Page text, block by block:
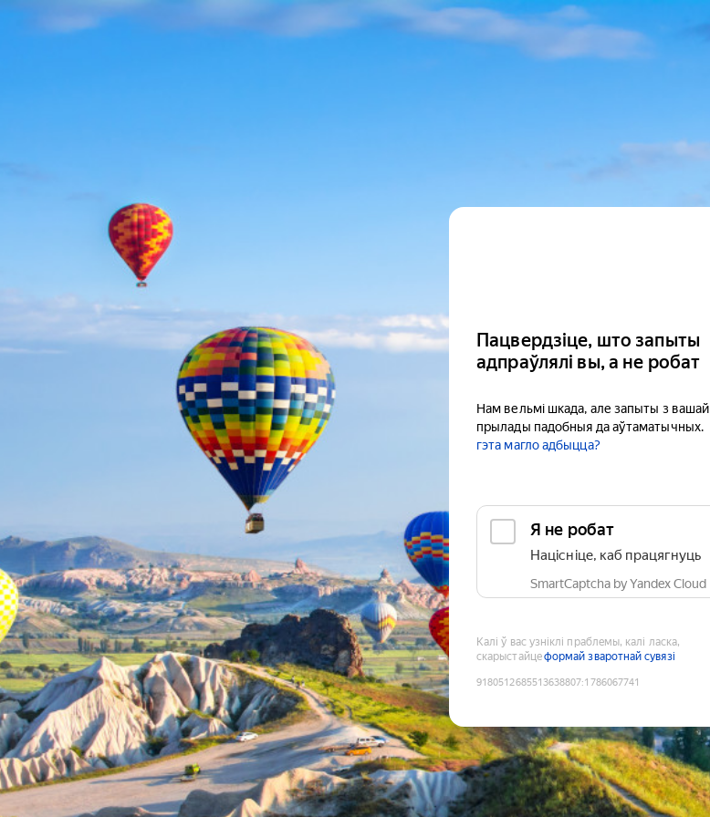
Пацвердзіце, што запыты
адпраўлялі вы, а не робат
Нам вельмі шкада, але запыты з вашай
прылады падобныя да аўтаматычных.
гэта магло адбыцца?
Я не робат
Націсніце, каб працягнуць
SmartCaptcha by Yandex Cloud
Калі ў вас узніклі праблемы, калі ласка,
скарыстайцеформай зваротнай сувязі
9180512685513638807:1786067741